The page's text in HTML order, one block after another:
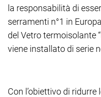
la responsabilità di
serramenti n°1 in
del Vetro termoisolante
viene installato di serie
Con l’obiettivo di